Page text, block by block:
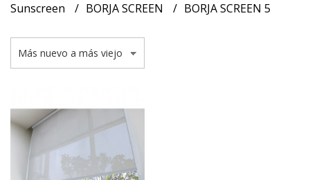
Sunscreen
BORJA SCREEN BORJA SCREEN 5